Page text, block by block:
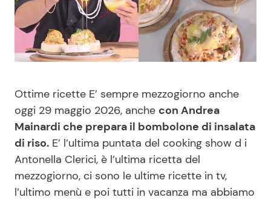
Benessere
Casa
Mondo Mamma
News benessere
Salute
Cucina e Ricette
Consigli di Cucina
Le Ricette in TV
Primi Piatti
Ricette Facili e Veloci
Ottime ricette E’ sempre mezzogiorno anche
oggi 29 maggio 2026, anche con Andrea
Mainardi che prepara il bombolone di insalata
di riso. E’ l’ultima puntata del cooking show d i
Antonella Clerici, è l’ultima ricetta del
mezzogiorno, ci sono le ultime ricette in tv,
l’ultimo menù e poi tutti in vacanza ma abbiamo